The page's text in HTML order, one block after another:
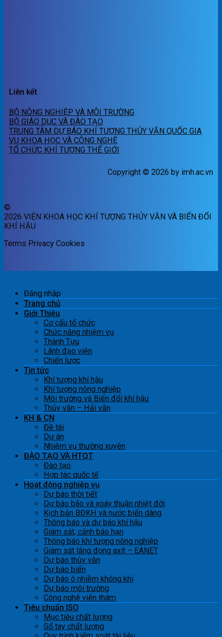
Liên kết
BỘ NÔNG NGHIỆP VÀ MÔI TRƯỜNG
BỘ GIÁO DỤC VÀ ĐÀO TẠO
TRUNG TÂM DỰ BÁO KHÍ TƯỢNG THỦY VĂN QUỐC GIA
VỤ KHOA HỌC VÀ CÔNG NGHỆ
TỔ CHỨC KHÍ TƯỢNG THẾ GIỚI
Copyright © 2026 by imh.ac.vn
©
2026 VIỆN KHOA HỌC KHÍ TƯỢNG THỦY VĂN VÀ BIẾN ĐỔI
KHÍ HẬU
Terms Privacy Cookies
Đăng nhập
Trang chủ
Giới Thiệu
Cơ cấu tổ chức
Chức năng nhiệm vụ
Thành Tựu
Lãnh đạo viện
Chiến lược
Tin tức
Khí tượng khí hậu
Khí tượng nông nghiệp
Môi trường và Biến đổi khí hậu
Thủy văn – Hải văn
KH & CN
Đề tài
Dự án
Nhiệm vụ thường xuyên
ĐÀO TẠO VÀ HTQT
Đào tạo
Hợp tác quốc tế
Hoạt động nghiệp vụ
Dự báo thời tiết
Dự báo bão và xoáy thuận nhiệt đới
Kịch bản BĐKH và nước biển dâng
Thông báo và dự báo khí hậu
Giám sát, cảnh báo hạn
Thông báo khí tượng nông nghiệp
Giám sát lắng đọng axít – EANET
Dự báo thủy văn
Dự báo biển
Dự báo ô nhiễm không khí
Dự báo môi trường
Công nghệ viễn thám
Tiêu chuẩn ISO
Mục tiêu chất lượng
Sổ tay chất lượng